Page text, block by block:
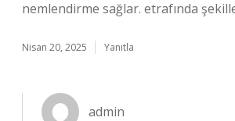
nemlendirme sağlar. etrafında
Nisan 20, 2025 Yanıtla
admin